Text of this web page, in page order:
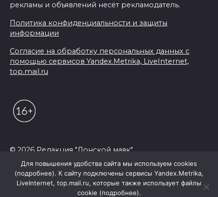
рекламы и объявлений несёт рекламодатель.
Политика конфиденциальности и защиты
информации
Согласие на обработку персональных данных с
помощью сервисов Yandex.Metrika, LiveInternet,
top.mail.ru
© 2026 Редакция "Донской маяк"
Для повышения удобства сайта мы используем cookies
(подробнее). К сайту подключены сервисы Yandex.Metrika,
LiveInternet, top.mail.ru, которые также использует файлы
cookie (подробнее).